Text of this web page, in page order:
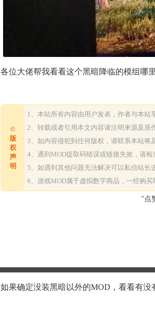
各位大佬帮我看看这个黑暗降临的模组哪
©
版
权
声
明
1、本站所有内容由用户发表，作者与本站
2、转载或者引用本文内容请注明来源及原
3、如内容侵犯到任何版权，请联系本站将
4、遇到MOD提取码错误或链接失效，请
5、如遇到其他问题无法解决可以私信站长
6、游戏MOD属于虚拟数字商品，一经购
"点
如果确定没装黑暗以外的MOD，看看有没